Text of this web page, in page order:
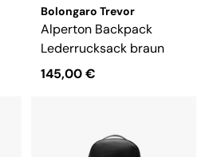
Bolongaro Trevor
Alperton Backpack
Lederrucksack braun
145,00 €